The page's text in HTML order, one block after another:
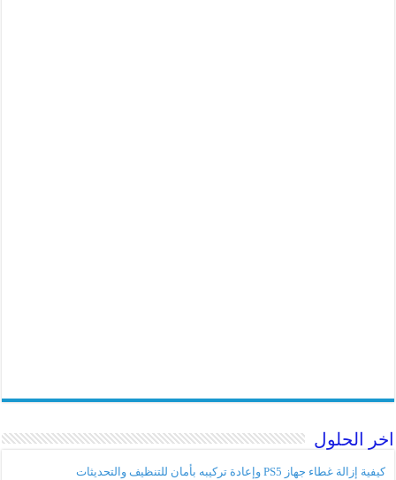
اخر الحلول
كيفية إزالة غطاء جهاز PS5 وإعادة تركيبه بأمان للتنظيف والتحديثات